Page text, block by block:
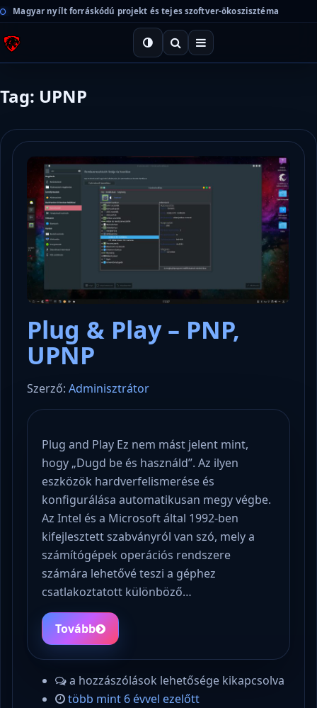
Magyar nyílt forráskódú projekt és tejes szoftver-ökoszisztéma
Tag: UPNP
Plug & Play – PNP,
UPNP
Szerző: Adminisztrátor
Plug and Play Ez nem mást jelent mint,
hogy „Dugd be és használd”. Az ilyen
eszközök hardverfelismerése és
konfigurálása automatikusan megy végbe.
Az Intel és a Microsoft által 1992-ben
kifejlesztett szabványról van szó, mely a
számítógépek operációs rendszere
számára lehetővé teszi a géphez
csatlakoztatott különböző…
Tovább
a hozzászólások lehetősége kikapcsolva
több mint 6 évvel ezelőtt